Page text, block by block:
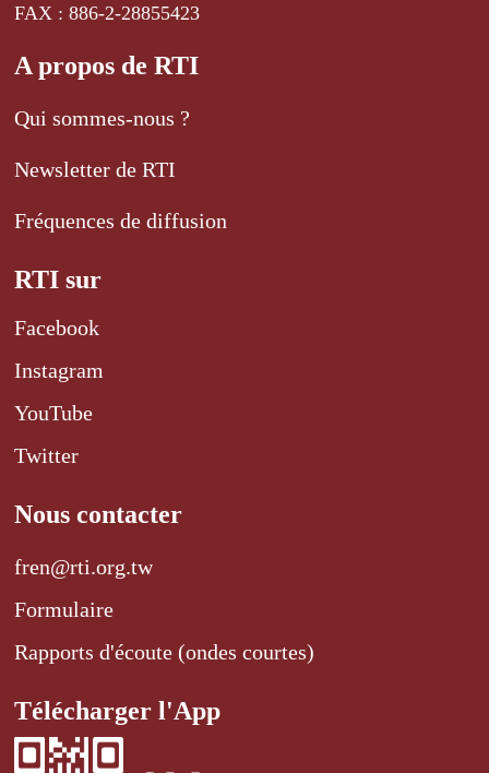
FAX : 886-2-28855423
A propos de RTI
Qui sommes-nous ?
Newsletter de RTI
Fréquences de diffusion
RTI sur
Facebook
Instagram
YouTube
Twitter
Nous contacter
fren@rti.org.tw
Formulaire
Rapports d'écoute (ondes courtes)
Télécharger l'App